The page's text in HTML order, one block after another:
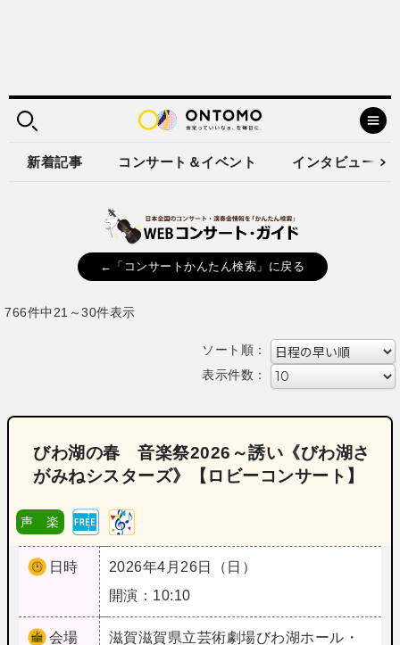
新着記事 コンサート＆イベント インタビュー
←「コンサートかんたん検索」に戻る
766件中21～30件表示
ソート順：
表示件数：
びわ湖の春 音楽祭2026～誘い《びわ湖さ
がみねシスターズ》【ロビーコンサート】
声 楽
日時
2026年4月26日（日）
開演：10:10
会場 滋賀滋賀県立芸術劇場びわ湖ホール・